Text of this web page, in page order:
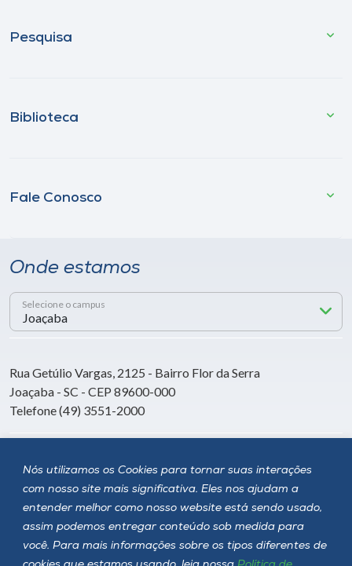
Nós utilizamos os Cookies para tornar suas interações
com nosso site mais significativa. Eles nos ajudam a
entender melhor como nosso website está sendo usado,
assim podemos entregar conteúdo sob medida para
você. Para mais informações sobre os tipos diferentes de
Pesquisa
Biblioteca
Fale Conosco
Onde estamos
Selecione o campus
Rua Getúlio Vargas, 2125 - Bairro Flor da Serra
Joaçaba - SC - CEP 89600-000
Telefone (49) 3551-2000
Siga a Unoesc